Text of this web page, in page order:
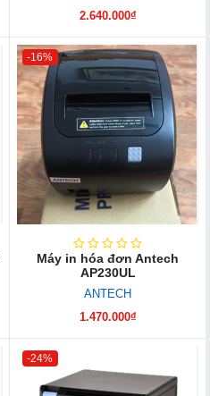
2.640.000₫
-16%
Máy in hóa đơn Antech
AP230UL
ANTECH
1.470.000₫
-24%